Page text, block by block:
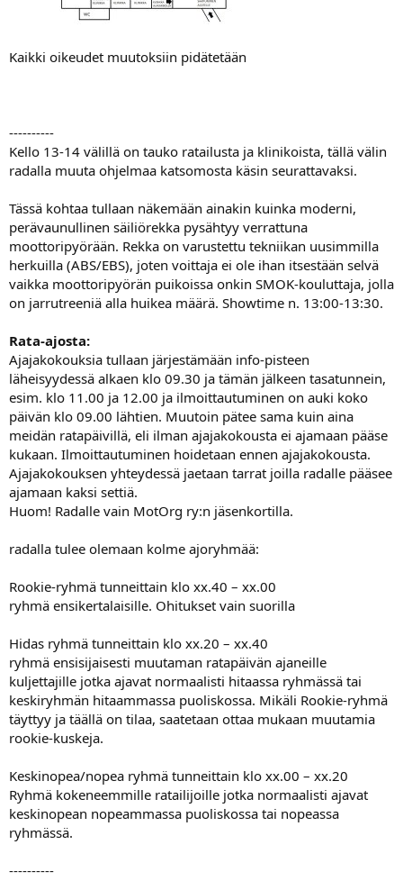
Kaikki oikeudet muutoksiin pidätetään
----------
Kello 13-14 välillä on tauko ratailusta ja klinikoista, tällä välin
radalla muuta ohjelmaa katsomosta käsin seurattavaksi.
Tässä kohtaa tullaan näkemään ainakin kuinka moderni,
perävaunullinen säiliörekka pysähtyy verrattuna
moottoripyörään. Rekka on varustettu tekniikan uusimmilla
herkuilla (ABS/EBS), joten voittaja ei ole ihan itsestään selvä
vaikka moottoripyörän puikoissa onkin SMOK-kouluttaja, jolla
on jarrutreeniä alla huikea määrä. Showtime n. 13:00-13:30.
Rata-ajosta:
Ajajakokouksia tullaan järjestämään info-pisteen
läheisyydessä alkaen klo 09.30 ja tämän jälkeen tasatunnein,
esim. klo 11.00 ja 12.00 ja ilmoittautuminen on auki koko
päivän klo 09.00 lähtien. Muutoin pätee sama kuin aina
meidän ratapäivillä, eli ilman ajajakokousta ei ajamaan pääse
kukaan. Ilmoittautuminen hoidetaan ennen ajajakokousta.
Ajajakokouksen yhteydessä jaetaan tarrat joilla radalle pääsee
ajamaan kaksi settiä.
Huom! Radalle vain MotOrg ry:n jäsenkortilla.
radalla tulee olemaan kolme ajoryhmää:
Rookie-ryhmä tunneittain klo xx.40 – xx.00
ryhmä ensikertalaisille. Ohitukset vain suorilla
Hidas ryhmä tunneittain klo xx.20 – xx.40
ryhmä ensisijaisesti muutaman ratapäivän ajaneille
kuljettajille jotka ajavat normaalisti hitaassa ryhmässä tai
keskiryhmän hitaammassa puoliskossa. Mikäli Rookie-ryhmä
täyttyy ja täällä on tilaa, saatetaan ottaa mukaan muutamia
rookie-kuskeja.
Keskinopea/nopea ryhmä tunneittain klo xx.00 – xx.20
Ryhmä kokeneemmille ratailijoille jotka normaalisti ajavat
keskinopean nopeammassa puoliskossa tai nopeassa
ryhmässä.
----------